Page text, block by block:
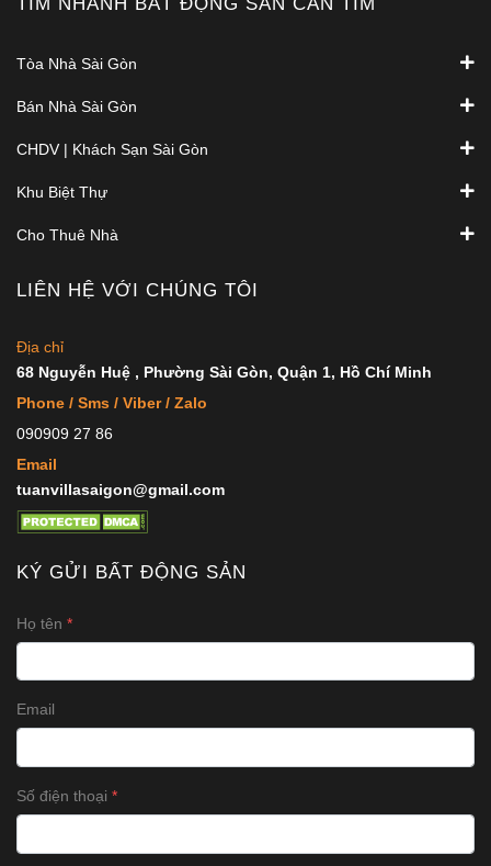
Tòa Nhà Sài Gòn
Bán Nhà Sài Gòn
CHDV | Khách Sạn Sài Gòn
Khu Biệt Thự
Cho Thuê Nhà
LIÊN HỆ VỚI CHÚNG TÔI
Địa chỉ
68 Nguyễn Huệ , Phường Sài Gòn, Quận 1, Hồ Chí Minh
Phone / Sms / Viber / Zalo
090909 27 86
Email
tuanvillasaigon@gmail.com
KÝ GỬI BẤT ĐỘNG SẢN
Họ tên
Email
Số điện thoại